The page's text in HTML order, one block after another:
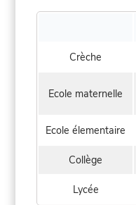
Crèche
Ecole maternelle
Ecole élementaire
Collège
Lycée